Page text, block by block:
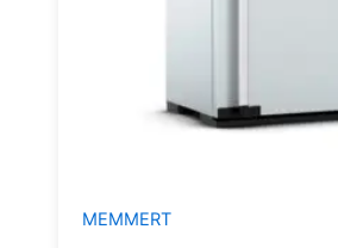
MEMMERT